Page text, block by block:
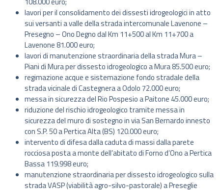
lavori per il consolidamento dei dissesti idrogeologici in atto
sui versanti a valle della strada intercomunale Lavenone –
Presegno – Ono Degno dal Km 11+500 al Km 11+700 a
Lavenone 81.000 euro;
lavori di manutenzione straordinaria della strada Mura –
Piani di Mura per dissesto idrogeologico a Mura 85.500 euro;
regimazione acque e sistemazione fondo stradale della
strada vicinale di Castegnera a Odolo 72.000 euro;
messa in sicurezza del Rio Pospesio a Paitone 45.000 euro;
riduzione del rischio idrogeologico tramite messa in
sicurezza del muro di sostegno in via San Bernardo innesto
con S.P. 50 a Pertica Alta (BS) 120.000 euro;
intervento di difesa dalla caduta di massi dalla parete
rocciosa posta a monte dell’abitato di Forno d’Ono a Pertica
Bassa 119.998 euro;
manutenzione straordinaria per dissesto idrogeologico sulla
strada VASP (viabilità agro-silvo-pastorale) a Preseglie